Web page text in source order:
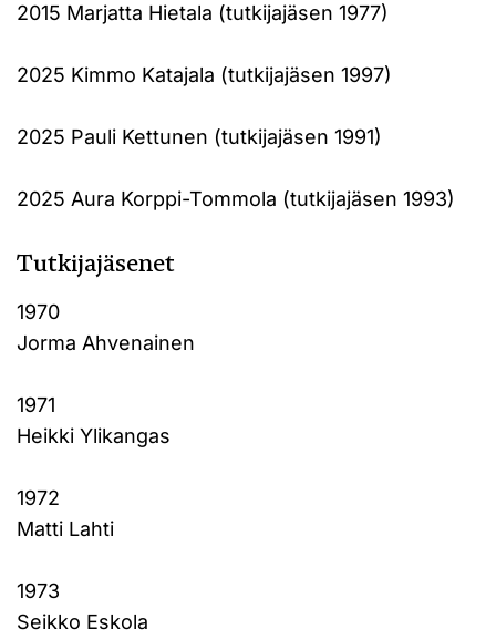
2015 Marjatta Hietala (tutkijajäsen 1977)
2025 Kimmo Katajala (tutkijajäsen 1997)
2025 Pauli Kettunen (tutkijajäsen 1991)
2025 Aura Korppi-Tommola (tutkijajäsen 1993)
Tutkijajäsenet
1970
Jorma Ahvenainen
1971
Heikki Ylikangas
1972
Matti Lahti
1973
Seikko Eskola